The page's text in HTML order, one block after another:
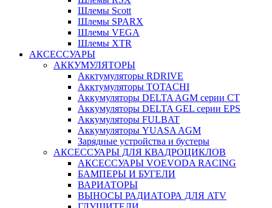
Шлемы Scott
Шлемы SPARX
Шлемы VEGA
Шлемы XTR
АКСЕССУАРЫ
АККУМУЛЯТОРЫ
Акктумуляторы RDRIVE
Акктумуляторы TOTACHI
Аккумуляторы DELTA AGM серии CT
Аккумуляторы DELTA GEL серии EPS
Аккумуляторы FULBAT
Аккумуляторы YUASA AGM
Зарядные устройства и бустеры
АКСЕССУАРЫ ДЛЯ КВАДРОЦИКЛОВ
АКСЕССУАРЫ VOEVODA RACING
БАМПЕРЫ И БУГЕЛИ
ВАРИАТОРЫ
ВЫНОСЫ РАДИАТОРА ДЛЯ ATV